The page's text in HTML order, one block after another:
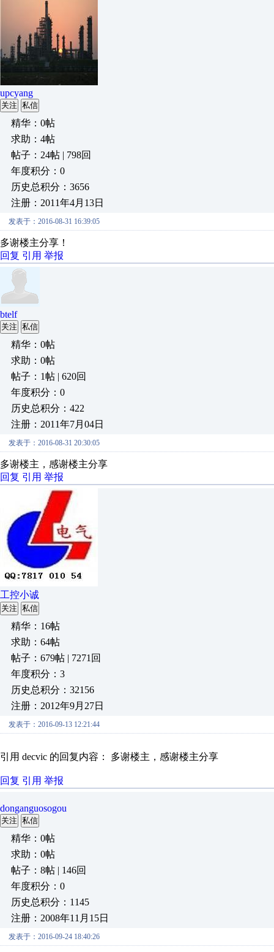
upcyang
关注 私信
精华：0帖
求助：4帖
帖子：24帖 | 798回
年度积分：0
历史总积分：3656
注册：2011年4月13日
发表于：2016-08-31 16:39:05
多谢楼主分享！
回复 引用 举报
btelf
关注 私信
精华：0帖
求助：0帖
帖子：1帖 | 620回
年度积分：0
历史总积分：422
注册：2011年7月04日
发表于：2016-08-31 20:30:05
多谢楼主，感谢楼主分享
回复 引用 举报
工控小诚
关注 私信
精华：16帖
求助：64帖
帖子：679帖 | 7271回
年度积分：3
历史总积分：32156
注册：2012年9月27日
发表于：2016-09-13 12:21:44
引用 decvic 的回复内容： 多谢楼主，感谢楼主分享
回复 引用 举报
donganguosogou
关注 私信
精华：0帖
求助：0帖
帖子：8帖 | 146回
年度积分：0
历史总积分：1145
注册：2008年11月15日
发表于：2016-09-24 18:40:26